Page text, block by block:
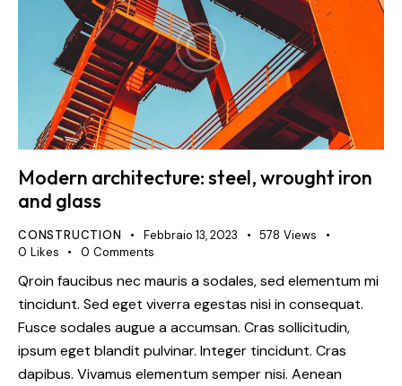
Modern architecture: steel, wrought iron
and glass
CONSTRUCTION Febbraio 13, 2023 578 Views
0 Likes 0 Comments
Qroin faucibus nec mauris a sodales, sed elementum mi
tincidunt. Sed eget viverra egestas nisi in consequat.
Fusce sodales augue a accumsan. Cras sollicitudin,
ipsum eget blandit pulvinar. Integer tincidunt. Cras
dapibus. Vivamus elementum semper nisi. Aenean